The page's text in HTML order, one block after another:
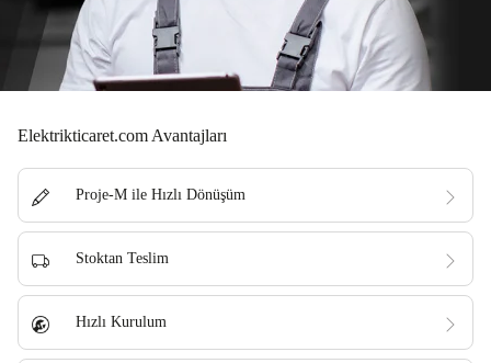
Elektrikticaret.com Avantajları
Proje-M ile Hızlı Dönüşüm
Stoktan Teslim
Hızlı Kurulum